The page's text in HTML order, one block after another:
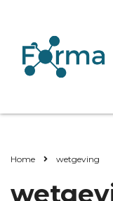
Home wetgeving